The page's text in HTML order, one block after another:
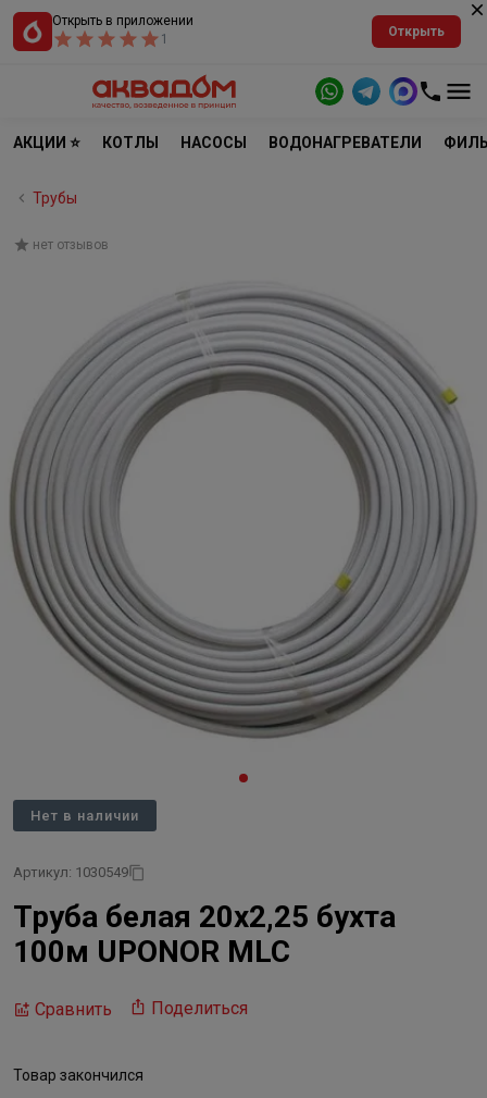
Открыть в приложении
1
Открыть
АКЦИИ ⭐ КОТЛЫ НАСОСЫ ВОДОНАГРЕВАТЕЛИ
Трубы
нет отзывов
Нет в наличии
Артикул: 1030549
Труба белая 20х2,25 бухта
100м UPONOR MLC
Сравнить Поделиться
Товар закончился